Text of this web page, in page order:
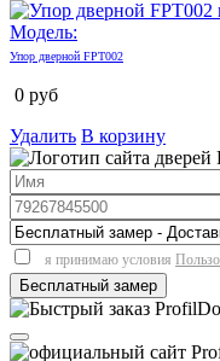
Модель:
Упор дверной FPT002
0 руб
Удалить В корзину
я принимаю условия